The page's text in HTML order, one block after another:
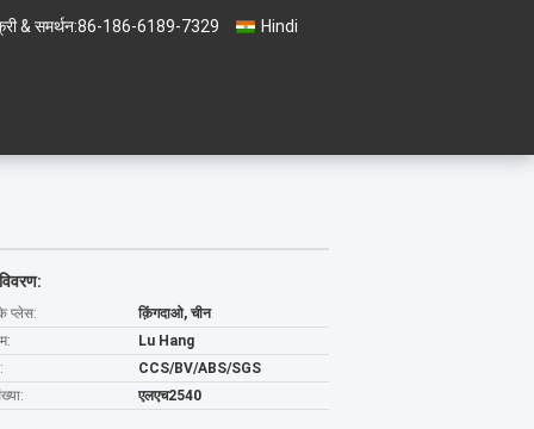
Hindi
& समर्थन:86-186-6189-7329
प्लेस:
क़िंगदाओ, चीन
Lu Hang
CCS/BV/ABS/SGS
एलएच2540